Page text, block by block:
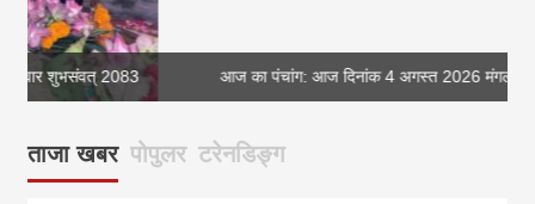
आज का पंचांग: आज दिनांक 4 अगस्त 2026 मंगलवार शुभसंवत् 2083
ताजा खबर पोपुलर टरेनडिङ्ग